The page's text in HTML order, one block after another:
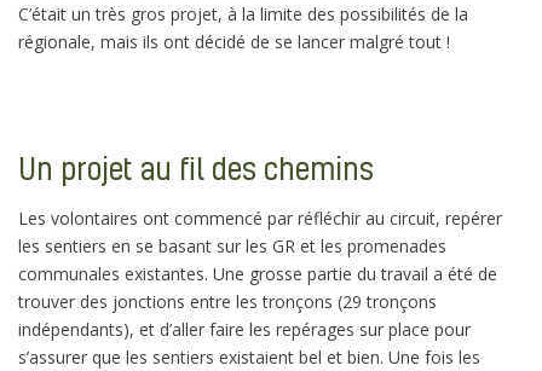
C’était un très gros projet, à la limite des possibilités de la
régionale, mais ils ont décidé de se lancer malgré tout !
Un projet au fil des chemins
Les volontaires ont commencé par réfléchir au circuit, repérer
les sentiers en se basant sur les GR et les promenades
communales existantes. Une grosse partie du travail a été de
trouver des jonctions entre les tronçons (29 tronçons
indépendants), et d’aller faire les repérages sur place pour
s’assurer que les sentiers existaient bel et bien. Une fois les